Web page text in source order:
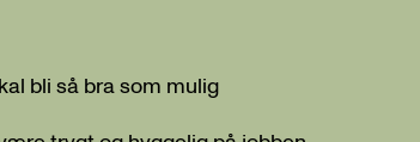
bli så bra som mulig